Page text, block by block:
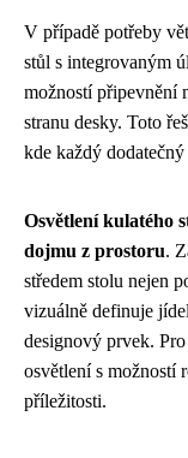
V případě potřeby
stůl s integrovaným
možností připevnění
stranu desky. Toto
kde každý
Osvětlení kulatého
dojmu z prostoru.
středem stolu nejen
vizuálně definuje
designový prvek.
osvětlení s možností
příležitosti.